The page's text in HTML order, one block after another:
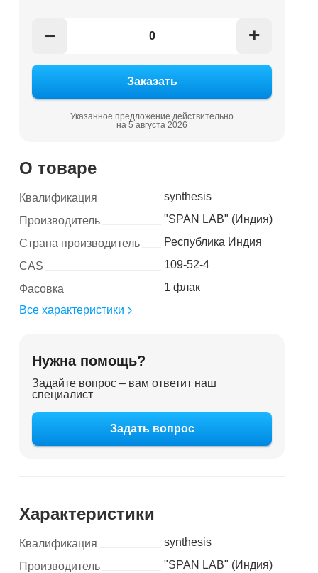
− +
Указанное предложение действительно
на 5 августа 2026
О товаре
Квалификация
synthesis
Производитель
"SPAN LAB" (Индия)
Страна производитель
Республика Индия
CAS
109-52-4
Фасовка
1 флак
Все характеристики
Нужна помощь?
Задайте вопрос – вам ответит наш
специалист
Задать вопрос
Характеристики
Квалификация
synthesis
Производитель
"SPAN LAB" (Индия)